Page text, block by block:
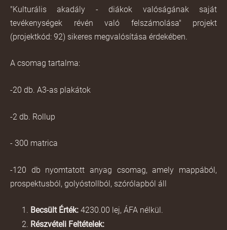
"Kulturális akadály - diákok valóságának saját
tevékenységek révén való felszámolása" projekt
(projektkód: 92) sikeres megvalósítása érdekében.
A csomag tartalma:
-20 db. A3-as plakátok
-2 db. Rollup
- 300 matrica
-120 db nyomtatott anyag csomag, amely mappából,
prospektusból, golyóstollból, szórólapból áll
Becsült Érték: 4230.00 lej, ÁFA nélkül.
Részvételi Feltételek: